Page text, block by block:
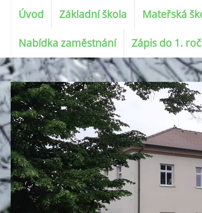
Úvod Základní škola Mateřská
Nabídka zaměstnání Zápis do 1.